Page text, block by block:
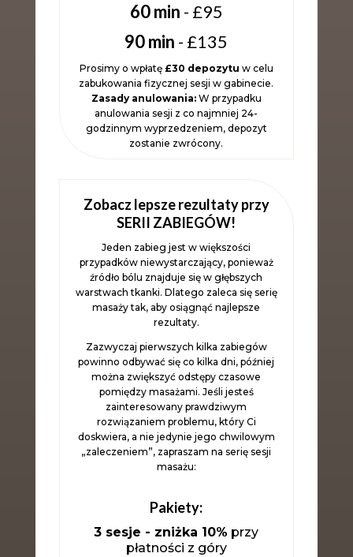
60 min - £95
90 min - £135
Prosimy o wpłatę £30 depozytu w celu
zabukowania fizycznej sesji w gabinecie.
Zasady anulowania:W przypadku
anulowania sesji z co najmniej 24-
godzinnym wyprzedzeniem, depozyt
zostanie zwrócony.
Zobacz lepsze rezultaty przy
SERII ZABIEGÓW!
Jeden zabieg jest w większości
przypadków niewystarczający, ponieważ
źródło bólu znajduje się w głębszych
warstwach tkanki. Dlatego zaleca się serię
masaży tak, aby osiągnąć najlepsze
rezultaty.
Zazwyczaj pierwszych kilka zabiegów
powinno odbywać się co kilka dni, później
można zwiększyć odstępy czasowe
pomiędzy masażami. Jeśli jesteś
zainteresowany prawdziwym
rozwiązaniem problemu, który Ci
doskwiera, a nie jedynie jego chwilowym
„zaleczeniem”, zapraszam na serię sesji
masażu:
Pakiety:
3 sesje - zniżka 10% przy
płatności z góry